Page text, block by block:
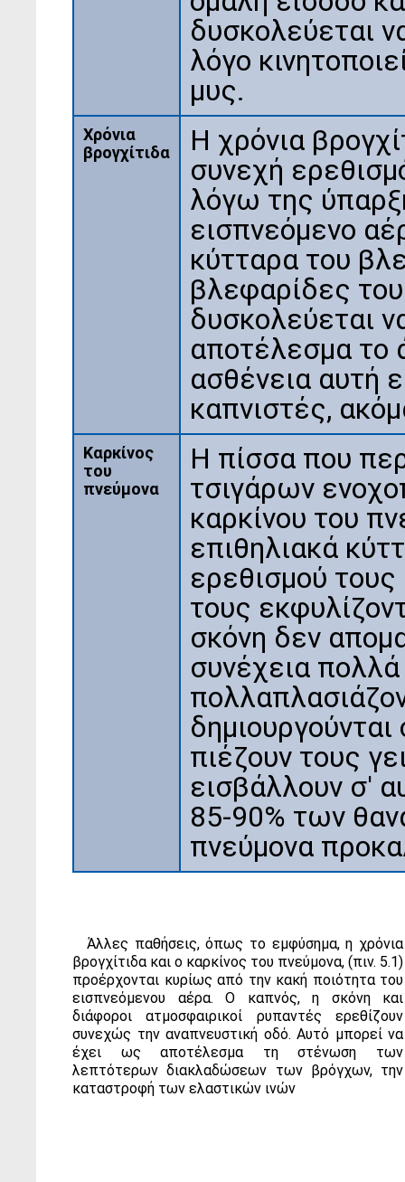
δυσκολεύεται
λόγο
μυς.
Χρόνια
βρογχίτιδα
Η χρόνια
συνεχή
λόγω της
εισπνεόμενο
κύτταρα του
βλεφαρίδες
δυσκολεύεται
αποτέλεσμα το
ασθένεια αυτή
καπνιστές,
Καρκίνος
του
πνεύμονα
Η πίσσα που
τσιγάρων
καρκίνου του
επιθηλιακά
ερεθισμού
τους
σκόνη δεν
συνέχεια
δημιουργούνται
πιέζουν τους
εισβάλλουν σ'
85-90% των
πνεύμονα
Άλλες παθήσεις, όπως το εμφύσημα, η χρόνια
βρογχίτιδα και ο καρκίνος του πνεύμονα, (πιν. 5.1)
προέρχονται κυρίως από την κακή ποιότητα του
εισπνεόμενου αέρα. Ο καπνός, η σκόνη και
διάφοροι ατμοσφαιρικοί ρυπαντές ερεθίζουν
συνεχώς την αναπνευστική οδό. Αυτό μπορεί να
έχει ως αποτέλεσμα τη στένωση των
λεπτότερων διακλαδώσεων των βρόγχων, την
καταστροφή των ελαστικών ινών